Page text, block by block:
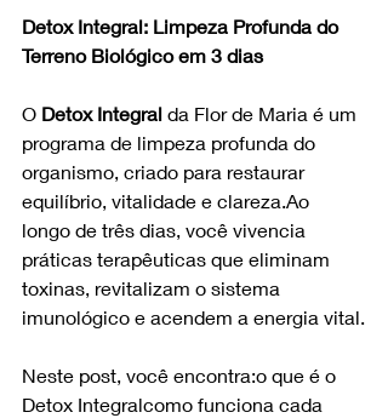
Detox Integral: Limpeza Profunda do
Terreno Biológico em 3 dias
O Detox Integral da Flor de Maria é um
programa de limpeza profunda do
organismo, criado para restaurar
equilíbrio, vitalidade e clareza.Ao
longo de três dias, você vivencia
práticas terapêuticas que eliminam
toxinas, revitalizam o sistema
imunológico e acendem a energia vital.
Neste post, você encontra:o que é o
Detox Integralcomo funciona cada